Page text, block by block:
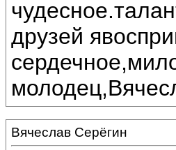
друзей
Вячеслав Серёгин